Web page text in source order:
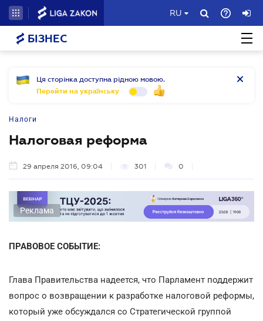
RU
БІЗНЕС
Ця сторінка доступна рідною мовою.
Перейти на українську
Налоги
Налоговая реформа
29 апреля 2016, 09:04 301 0
Реклама
ПРАВОВОЕ СОБЫТИЕ:
Глава Правительства надеется, что Парламент поддержит
вопрос о возвращении к разработке налоговой реформы,
который уже обсуждался со Стратегической группой